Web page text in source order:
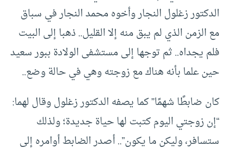
الدكتور زغلول النجار وأخوه محمد النجار في سباق
مع الزمن الذي لم يبق منه إلا القليل.. ذهبا إلى البيت
فلم يجداه.. ثم توجها إلى مستشفى الولادة ببور سعيد
حين علما بأنه هناك مع زوجته وهي في حالة وضع..
كان ضابطًا شهمًا” كما يصفه الدكتور زغلول وقال لهما:
“إن زوجتي اليوم كتبت لها حياة جديدة؛ ولذلك
ستسافر، وليكن ما يكون”.. أصدر الضابط أوامره إلى